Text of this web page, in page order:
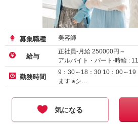
募集職種 美容師
給与
正社員-月給 250000円～
アルバイト・パート-時給 :
アルバイト・パート-時給 :
勤務時間
9：30～18：30 10：00～19：00 ※店舗により若
ます ※シ…
気になる